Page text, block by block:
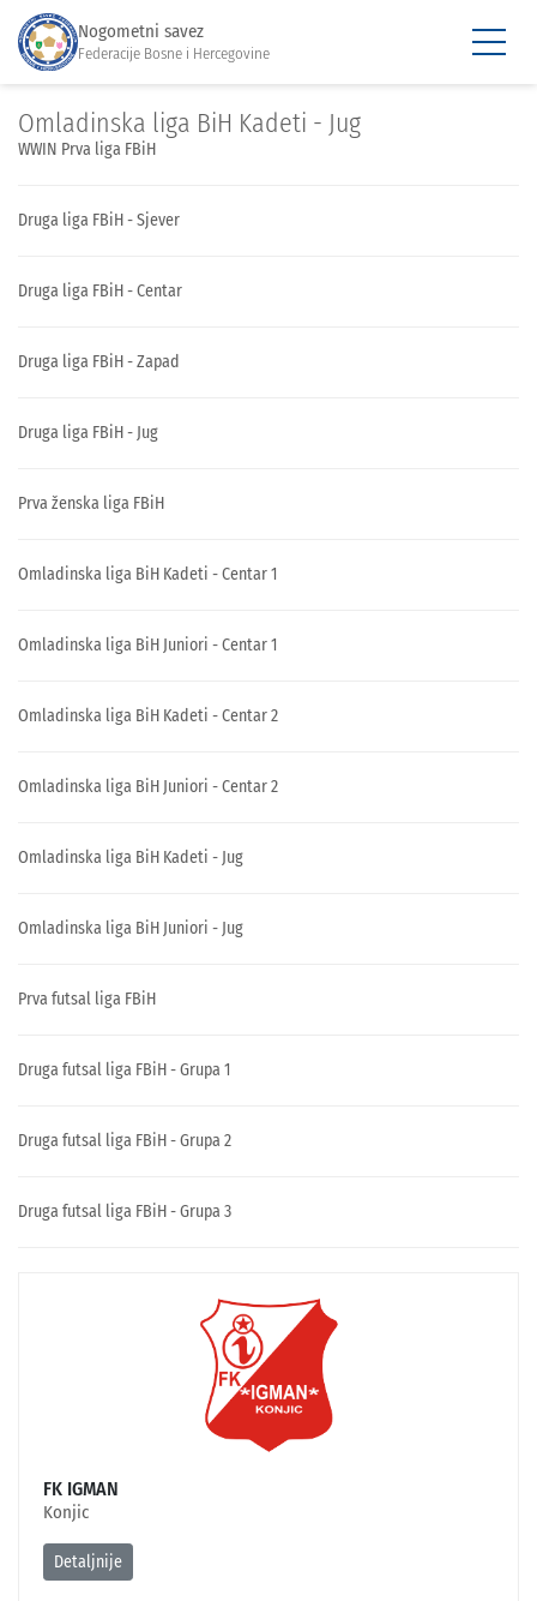
Nogometni savez
Federacije Bosne i Hercegovine
Omladinska liga BiH Kadeti - Jug
WWIN Prva liga FBiH
Druga liga FBiH - Sjever
Druga liga FBiH - Centar
Druga liga FBiH - Zapad
Druga liga FBiH - Jug
Prva ženska liga FBiH
Omladinska liga BiH Kadeti - Centar 1
Omladinska liga BiH Juniori - Centar 1
Omladinska liga BiH Kadeti - Centar 2
Omladinska liga BiH Juniori - Centar 2
Omladinska liga BiH Kadeti - Jug
Omladinska liga BiH Juniori - Jug
Prva futsal liga FBiH
Druga futsal liga FBiH - Grupa 1
Druga futsal liga FBiH - Grupa 2
Druga futsal liga FBiH - Grupa 3
FK IGMAN
Konjic
Detaljnije